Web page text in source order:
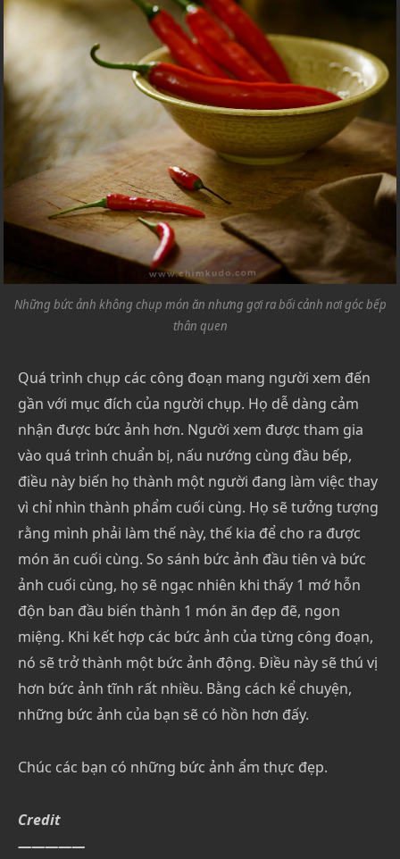
Những bức ảnh không chụp món ăn nhưng gợi ra bối cảnh nơi góc bếp
thân quen
Quá trình chụp các công đoạn mang người xem đến
gần với mục đích của người chụp. Họ dễ dàng cảm
nhận được bức ảnh hơn. Người xem được tham gia
vào quá trình chuẩn bị, nấu nướng cùng đầu bếp,
điều này biến họ thành một người đang làm việc thay
vì chỉ nhìn thành phẩm cuối cùng. Họ sẽ tưởng tượng
rằng mình phải làm thế này, thế kia để cho ra được
món ăn cuối cùng. So sánh bức ảnh đầu tiên và bức
ảnh cuối cùng, họ sẽ ngạc nhiên khi thấy 1 mớ hỗn
độn ban đầu biến thành 1 món ăn đẹp đẽ, ngon
miệng. Khi kết hợp các bức ảnh của từng công đoạn,
nó sẽ trở thành một bức ảnh động. Điều này sẽ thú vị
hơn bức ảnh tĩnh rất nhiều. Bằng cách kể chuyện,
những bức ảnh của bạn sẽ có hồn hơn đấy.
Chúc các bạn có những bức ảnh ẩm thực đẹp.
Credit
—————